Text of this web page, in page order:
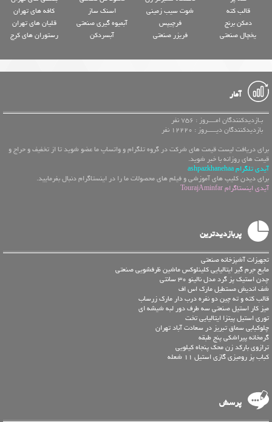
قالب کته
دمکن برنج
یخچال صنعتی
شوت سیب زمینی
فرچیپس
فریزر صنعتی
اسنک ساز
آبمیوه گیری صنعتی
آبسردکن
کافه های تهران
قلیان های تهران
رستوران های کرج
آمار
بـازدیدکنندگان امــــروز : 756 نفر
بازدیدکنندگان دیـــــروز : 12220 نفر
برای دریافت لیست قیمت های شرکت در گروه تلگرام و واتساپ ما عضو شوید تا از تخفیف و حراج و
قیمت های روزانه با خبر شوید.
آیدی تلگرام ashpazkhanehaa
برای دیدن کلیپ های آموزشی و فیلم های محصولات ما را در اینستاگرام دنبال بفرمایید.
آیدی اینستاگرام TourajAminfar
پربازدیدترین
تجهیزات آشپزخانه صنعتی
مایع جرم گیر ایتالیایی کلینلوکس ماشین ظرفشویی صنعتی
چدن استیک پز گرد مدل نالینو 30 سانتی
شف اندیش مستطیل مارک اس اف
قالب کته و ته چین دو نفره درب دار مارک زرساب
میز کار استیل صنعتی سه طرف دور لبه شیشه ای
توری استیل پیتزا ایتالیایی تخت
چلوکبابی سماق تبریز در سعادت آباد تهران
گرمخانه پیراشکی پنج طبقه
ترازوی بارکد زن محک پنجاه کیلویی
کباب پز رومیزی گازی استیل 11 شعله
پرسش